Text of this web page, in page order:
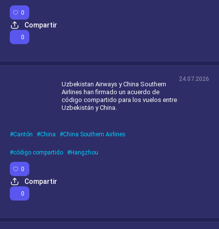
0
Compartir
0
24.07.2026
Uzbekistan Airways y China Southern
Airlines han firmado un acuerdo de
código compartido para los vuelos entre
Uzbekistán y China.
Cantón China China Southern Airlines
código compartido Hangzhou
0
Compartir
0